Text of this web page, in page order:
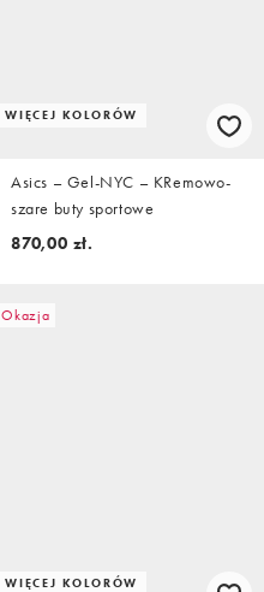
WIĘCEJ KOLORÓW
Asics – Gel-NYC – KRemowo-
szare buty sportowe
870,00 zł.
Okazja
WIĘCEJ KOLORÓW